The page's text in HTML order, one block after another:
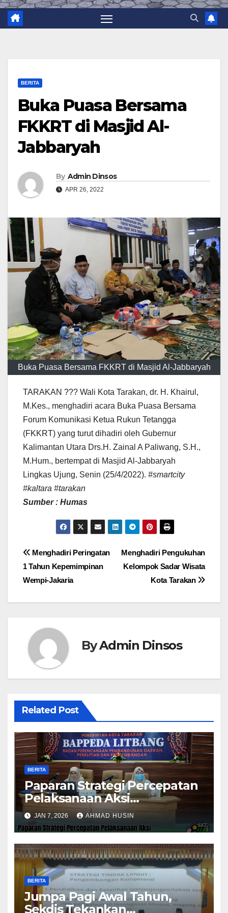
BERITA
Buka Puasa Bersama
FKKRT di Masjid Al-
Jabbaryah
By Admin Dinsos
APR 26, 2022
Buka Puasa Bersama FKKRT di Masjid Al-Jabbaryah
TARAKAN ??? Wali Kota Tarakan, dr. H. Khairul,
M.Kes., menghadiri acara Buka Puasa Bersama
Forum Komunikasi Ketua Rukun Tetangga
(FKKRT) yang turut dihadiri oleh Gubernur
Kalimantan Utara Drs.H. Zainal A Paliwang, S.H.,
M.Hum., bertempat di Masjid Al-Jabbaryah
Lingkas Ujung, Senin (25/4/2022). #smartcity
#kaltara #tarakan
Sumber : Humas
Navigasi
pos
Menghadiri Pengukuhan
Kelompok Sadar Wisata
Kota Tarakan
Menghadiri Peringatan
1 Tahun Kepemimpinan
Wempi-Jakaria
ByAdmin Dinsos
Related Post
BERITA
Paparan Strategi Percepatan
Pelaksanaan Aksi
Konvergensi Penurunan
Stunting 2025
JAN 7, 2026 AHMAD HUSIN
BERITA
Jumpa Pagi Awal Tahun,
Sekdis Tekankan